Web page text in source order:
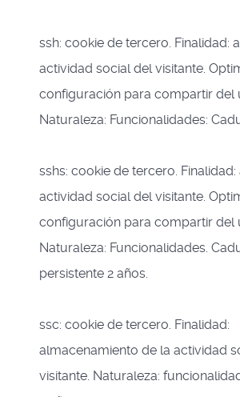
ssh: cookie de tercero. Finalidad:
actividad social del visitante.
configuración para compartir del
Naturaleza: Funcionalidades:
sshs: cookie de tercero.
actividad social del visitante.
configuración para compartir del
Naturaleza: Funcionalidades.
persistente 2 años.
ssc: cookie de tercero. Finalidad:
almacenamiento de la actividad
visitante. Naturaleza: